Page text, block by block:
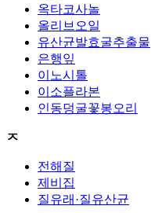
옥타코사놀
올리브오일
유산균발효굴추출물
은행잎
이노시톨
이소플라본
인동덩굴꽃봉오리
ㅈ
전해질
제비집
질유래·질유산균